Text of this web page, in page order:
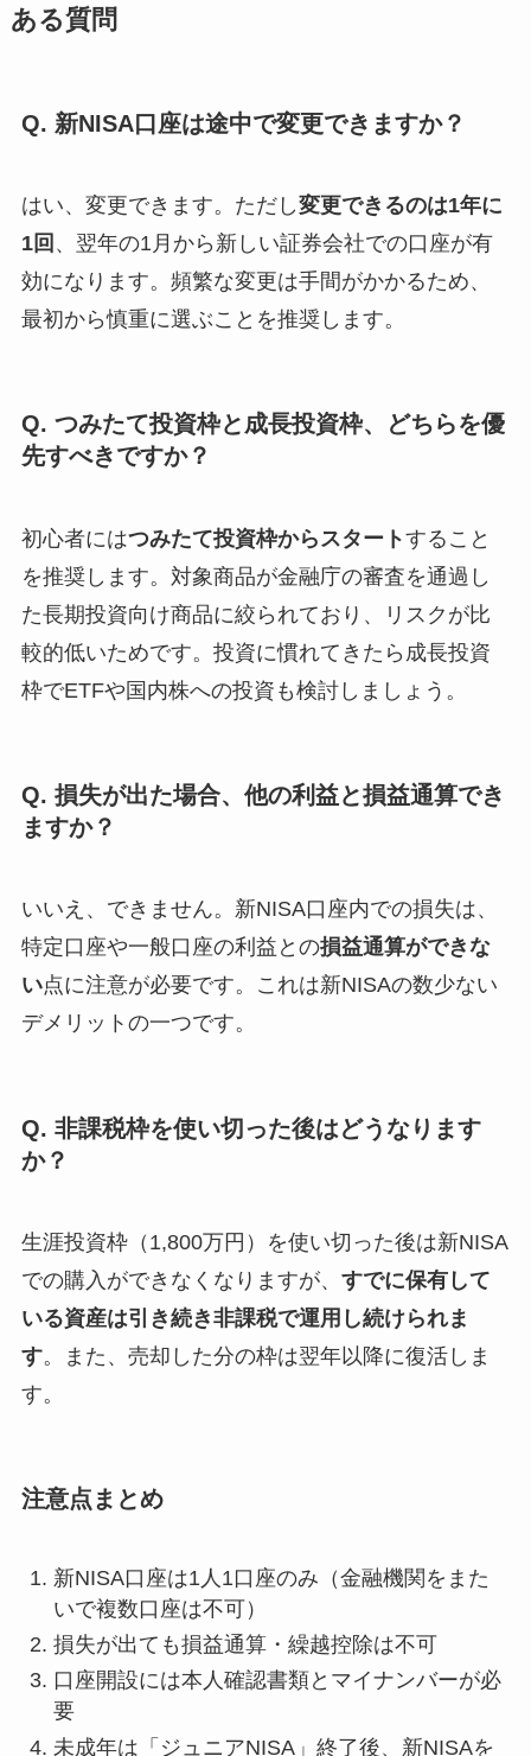
ある質問
Q. 新NISA口座は途中で変更できますか？
はい、変更できます。ただし変更できるのは1年に
1回 、翌年の1月から新しい証券会社での口座が有
効になります。頻繁な変更は手間がかかるため、
最初から慎重に選ぶことを推奨します。
Q. つみたて投資枠と成長投資枠、どちらを優
先すべきですか？
初心者にはつみたて投資枠からスタートすること
を推奨します。対象商品が金融庁の審査を通過し
た長期投資向け商品に絞られており、リスクが比
較的低いためです。投資に慣れてきたら成長投資
枠でETFや国内株への投資も検討しましょう。
Q. 損失が出た場合、他の利益と損益通算でき
ますか？
いいえ、できません。新NISA口座内での損失は、
特定口座や一般口座の利益との損益通算ができな
い点に注意が必要です。これは新NISAの数少ない
デメリットの一つです。
Q. 非課税枠を使い切った後はどうなります
か？
生涯投資枠（1,800万円）を使い切った後は新NISA
での購入ができなくなりますが、 すでに保有して
いる資産は引き続き非課税で運用し続けられま
す。また、売却した分の枠は翌年以降に復活しま
す。
注意点まとめ
新NISA口座は1人1口座のみ（金融機関をまた
いで複数口座は不可）
損失が出ても損益通算・繰越控除は不可
口座開設には本人確認書類とマイナンバーが必
要
未成年は「ジュニアNISA」終了後、新NISAを